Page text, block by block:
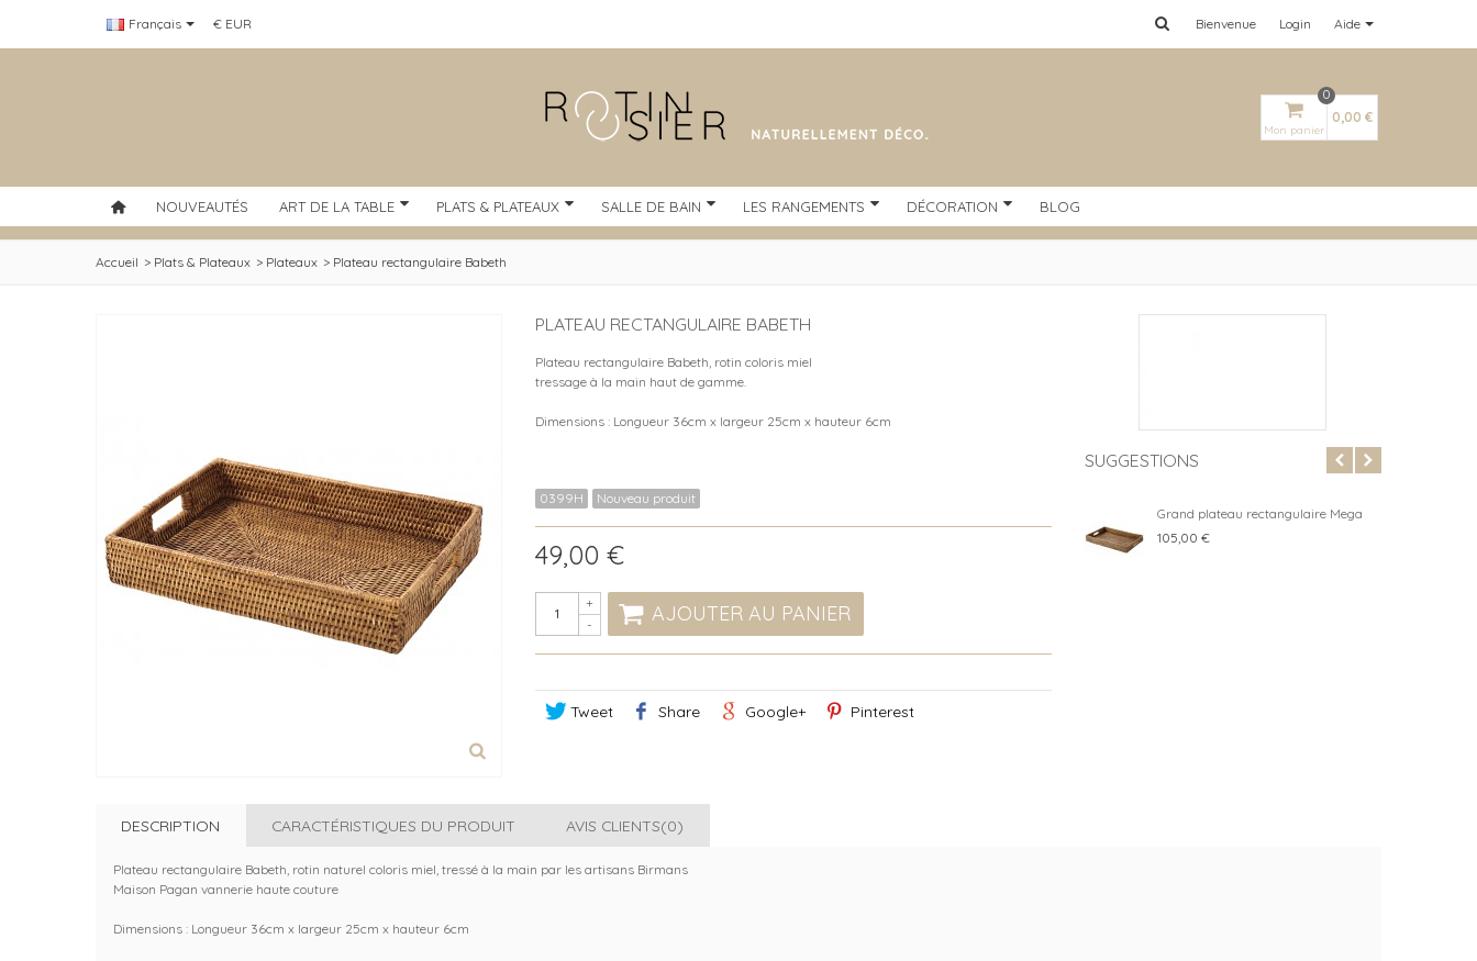
Aide
Français Bienvenue Login
€ EUR
Mon panier
0
0,00 €
NOUVEAUTÉS ART DE LA TABLE PLATS & PLATEAUX SALLE DE BAIN LES RANGEMENTS DÉCORATION BLOG
Accueil > Plats & Plateaux > Plateaux > Plateau rectangulaire Babeth
PLATEAU RECTANGULAIRE BABETH
Plateau rectangulaire Babeth, rotin coloris miel
tressage à la main haut de gamme.
Dimensions : Longueur 36cm x largeur 25cm x hauteur 6cm
0399H Nouveau produit
49,00 €
-
+ AJOUTER AU PANIER
Tweet Share Google+ Pinterest
SUGGESTIONS
Grand plateau rectangulaire Mega
105,00 €
DESCRIPTION CARACTÉRISTIQUES DU PRODUIT AVIS CLIENTS(0)
Plateau rectangulaire Babeth, rotin naturel coloris miel, tressé à la main par les artisans Birmans
Maison Pagan vannerie haute couture
Dimensions : Longueur 36cm x largeur 25cm x hauteur 6cm